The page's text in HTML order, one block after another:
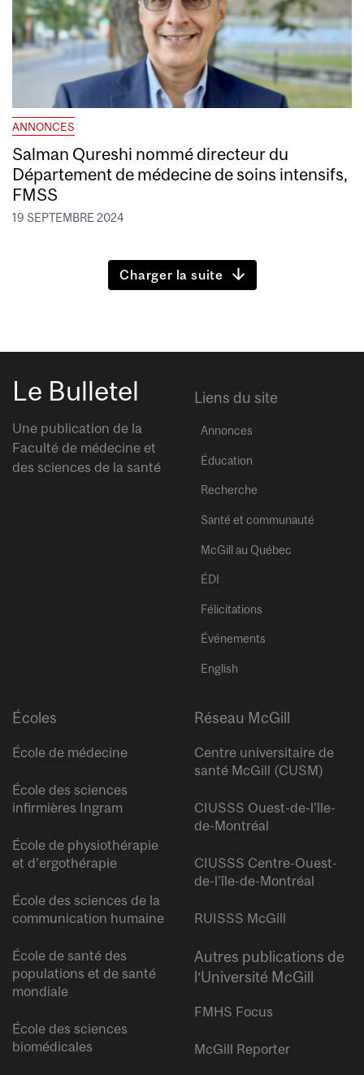
ANNONCES
Salman Qureshi nommé directeur du
Département de médecine de soins intensifs,
FMSS
19 SEPTEMBRE 2024
Charger la suite
Le Bulletel
Une publication de la
Faculté de médecine et
des sciences de la santé
Liens du site
Annonces
Éducation
Recherche
Santé et communauté
McGill au Québec
ÉDI
Félicitations
Événements
English
Écoles
École de médecine
École des sciences
infirmières Ingram
École de physiothérapie
et d’ergothérapie
École des sciences de la
communication humaine
École de santé des
populations et de santé
mondiale
École des sciences
biomédicales
Réseau McGill
Centre universitaire de
santé McGill (CUSM)
CIUSSS Ouest-de-l’île-
de-Montréal
CIUSSS Centre-Ouest-
de-l’île-de-Montréal
RUISSS McGill
Autres publications de
l’Université McGill
FMHS Focus
McGill Reporter